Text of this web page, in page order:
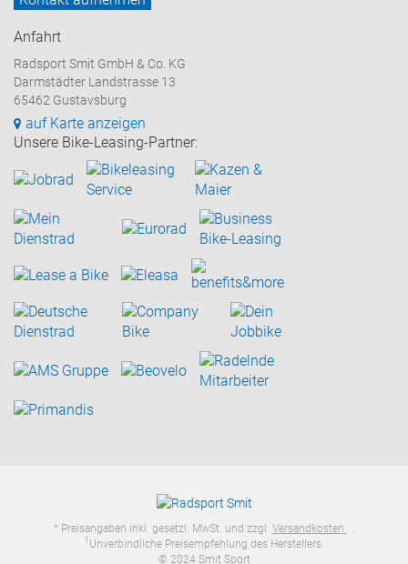
Anfahrt
Radsport Smit GmbH & Co. KG
Darmstädter Landstrasse 13
65462 Gustavsburg
auf Karte anzeigen
Unsere Bike-Leasing-Partner:
* Preisangaben inkl. gesetzl. MwSt. und zzgl. Versandkosten .
1 Unverbindliche Preisempfehlung des Herstellers.
© 2024 Smit Sport